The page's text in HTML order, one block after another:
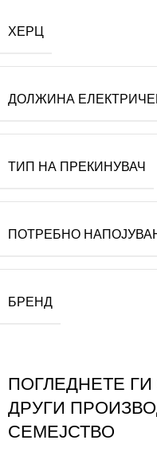
ХЕРЦ
ДОЛЖИНА
ТИП НА ПРЕКИНУВАЧ
ПОТРЕБНО
БРЕНД
ПОГЛЕДНЕТЕ
ДРУГИ
СЕМЕЈСТВО